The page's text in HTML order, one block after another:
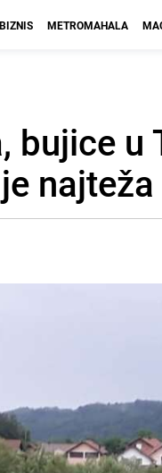
BIZNIS METROMAHALA
bujice u